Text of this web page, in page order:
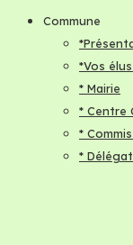
Commune
*Vos
* Mairie
* Centre
*
*